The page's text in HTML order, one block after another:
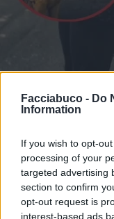
Facciabuco - Do
Information
If you wish to opt-
processing of your
targeted advertising
section to confirm
opt-out request is
interest-based ads